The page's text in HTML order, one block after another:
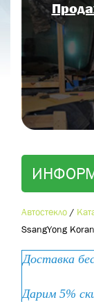
Автостекло /
SsangYong
Доставка
Дарим 5%